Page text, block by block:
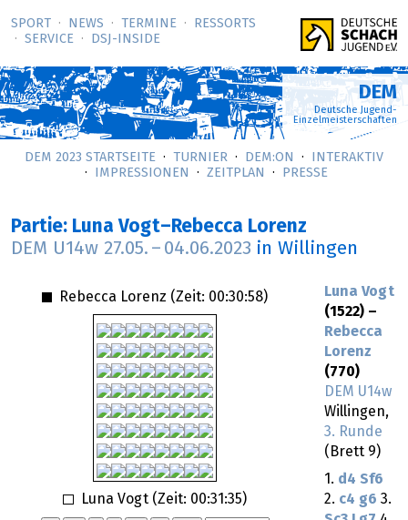
SPORT NEWS TERMINE
RESSORTS
SERVICE
DSJ-­INSIDE
DEM
Deutsche Jugend-
Einzelmeisterschaften
DEM 2023 STARTSEITE TURNIER DEM:ON
INTERAKTIV
IMPRESSIONEN
ZEITPLAN PRESSE
Partie: Luna Vogt–Rebecca Lorenz
DEM U14w 27.05. – 04.06.2023 in Willingen
Rebecca Lorenz (Zeit: 00:30:58)
Luna Vogt (Zeit: 00:31:35)
Luna Vogt
(1522) –
Rebecca
Lorenz
(770)
DEM U14w
Willingen,
3. Runde
(Brett 9)
1. d4 Sf6
2. c4 g6 3.